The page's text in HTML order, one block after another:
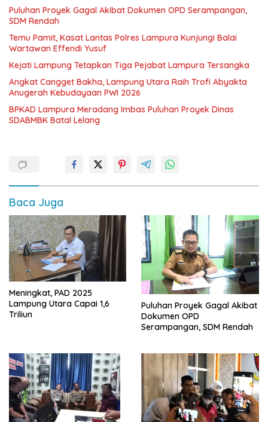
Puluhan Proyek Gagal Akibat Dokumen OPD Serampangan,
SDM Rendah
Temu Pamit, Kasat Lantas Polres Lampura Kunjungi Balai
Wartawan Effendi Yusuf
Kejati Lampung Tetapkan Tiga Pejabat Lampura Tersangka
Angkat Cangget Bakha, Lampung Utara Raih Trofi Abyakta
Anugerah Kebudayaan PWI 2026
BPKAD Lampura Meradang Imbas Puluhan Proyek Dinas
SDABMBK Batal Lelang
Baca Juga
Meningkat, PAD 2025
Lampung Utara Capai 1,6
Triliun
Puluhan Proyek Gagal Akibat
Dokumen OPD
Serampangan, SDM Rendah